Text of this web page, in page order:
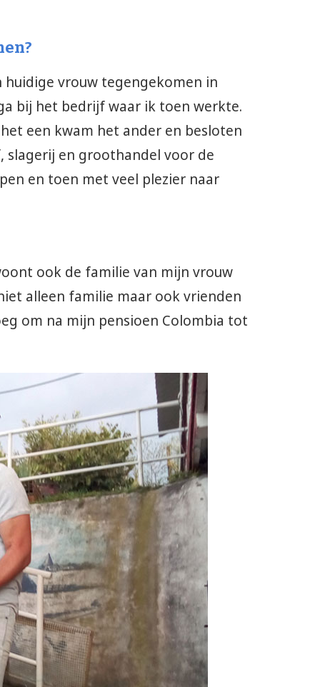
huidige vrouw tegengekomen in
bij het bedrijf waar ik toen werkte.
een kwam het ander en besloten
slagerij en groothandel voor de
en toen met veel plezier naar
ook de familie van mijn vrouw
alleen familie maar ook vrienden
om na mijn pensioen Colombia tot